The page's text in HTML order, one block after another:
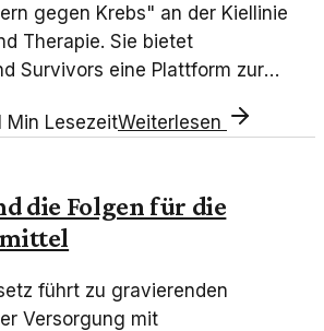
gegen Krebs" an der Kiellinie
Therapie. Sie bietet
Survivors eine Plattform zur
Min LesezeitWeiterlesen
die Folgen für die
führt zu gravierenden
Versorgung mit